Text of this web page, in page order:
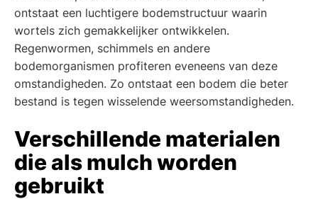
ontstaat een luchtigere bodemstructuur waarin
wortels zich gemakkelijker ontwikkelen.
Regenwormen, schimmels en andere
bodemorganismen profiteren eveneens van deze
omstandigheden. Zo ontstaat een bodem die beter
bestand is tegen wisselende weersomstandigheden.
Verschillende materialen
die als mulch worden
gebruikt